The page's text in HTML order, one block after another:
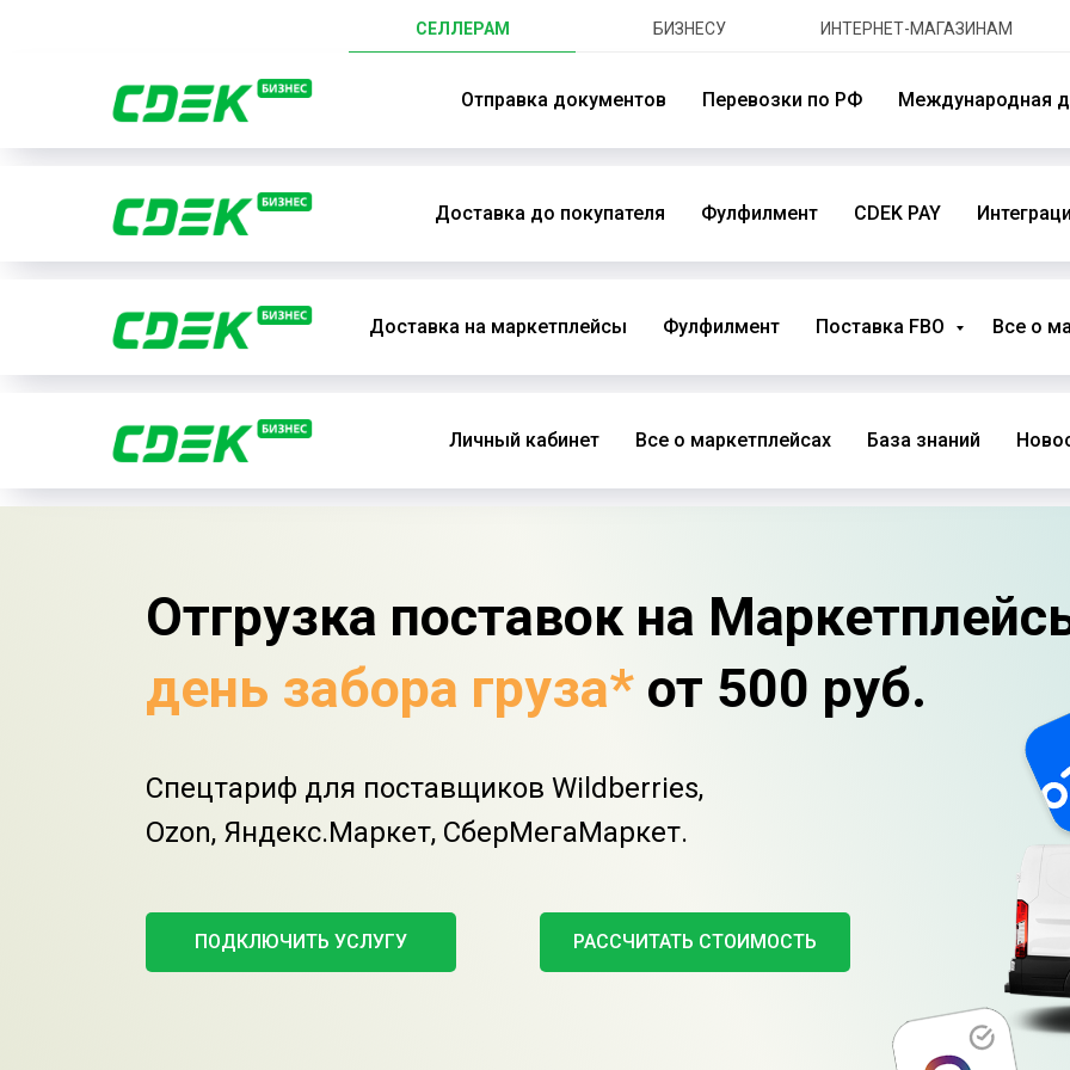
СЕЛЛЕРАМ БИЗНЕСУ ИНТЕРНЕТ-МАГАЗИНАМ
Отправка документов Перевозки по РФ Международная
Доставка до покупателя Фулфилмент CDEK PAY
Доставка на маркетплейсы Фулфилмент Поставка FBO Все о
Личный кабинет Все о маркетплейсах База знаний
Отгрузка поставок на
день забора груза* от 500 руб.
Спецтариф для поставщиков Wildberries,
Ozon, Яндекс.Маркет, СберМегаМаркет.
РАССЧИТАТЬ СТОИМОСТЬ
ПОДКЛЮЧИТЬ УСЛУГУ